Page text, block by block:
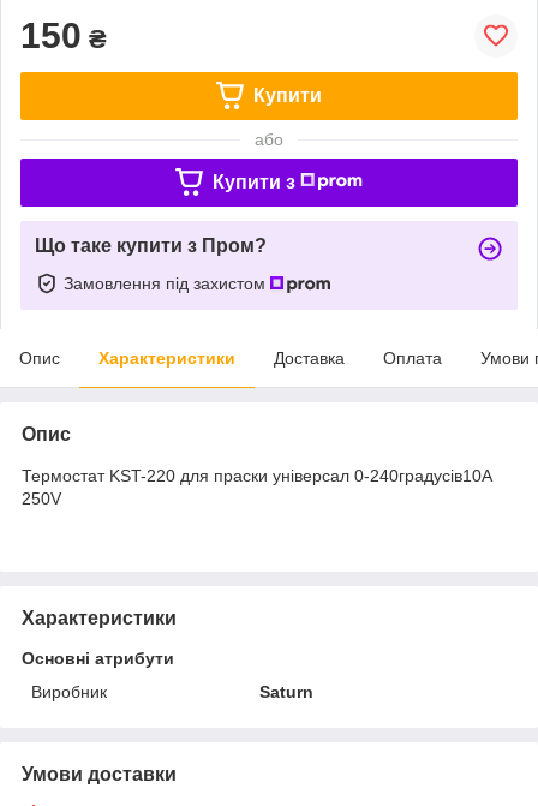
150 ₴
Купити
або
Купити з
Що таке купити з Пром?
Замовлення під захистом
Опис Характеристики Доставка Оплата Умови
Опис
Термостат KST-220 для праски універсал 0-240градусів ​10A
250V
Характеристики
Основні атрибути
Виробник
Saturn
Умови доставки